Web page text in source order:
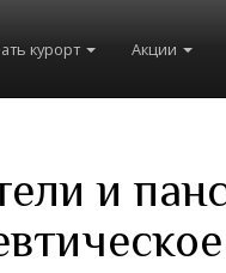
курорт Акции
и